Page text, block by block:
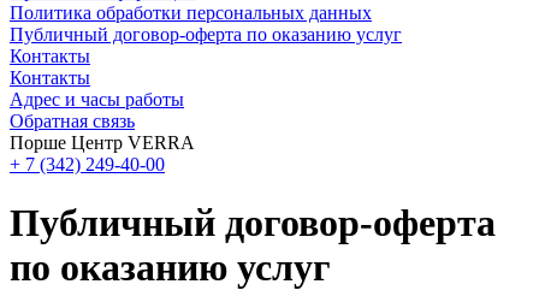
Политика обработки персональных данных
Публичный договор-оферта по оказанию услуг
Контакты
Контакты
Адрес и часы работы
Обратная связь
Порше Центр VERRA
+ 7 (342) 249-40-00
Публичный договор-оферта
по оказанию услуг